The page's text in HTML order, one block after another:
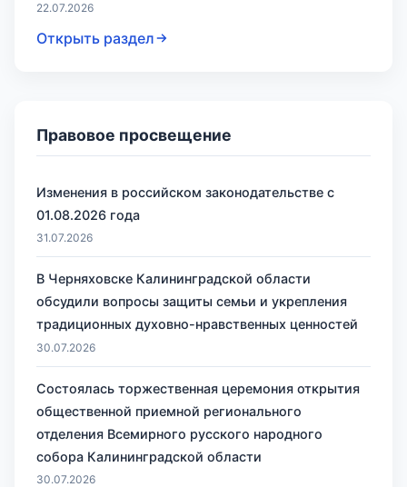
22.07.2026
Открыть раздел
Правовое просвещение
Изменения в российском законодательстве с
01.08.2026 года
31.07.2026
В Черняховске Калининградской области
обсудили вопросы защиты семьи и укрепления
традиционных духовно-нравственных ценностей
30.07.2026
Состоялась торжественная церемония открытия
общественной приемной регионального
отделения Всемирного русского народного
собора Калининградской области
30.07.2026